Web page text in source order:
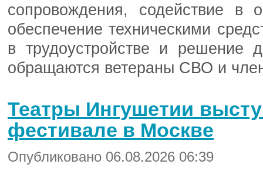
сопровождения, содействие в
обеспечение техническими
в трудоустройстве и решение
обращаются ветераны СВО и
Театры Ингушетии
фестивале в Москве
Опубликовано 06.08.2026 06:39